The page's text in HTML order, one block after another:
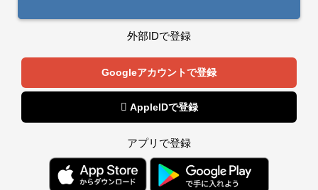
外部IDで登録
Googleアカウントで登録
 AppleIDで登録
アプリで登録